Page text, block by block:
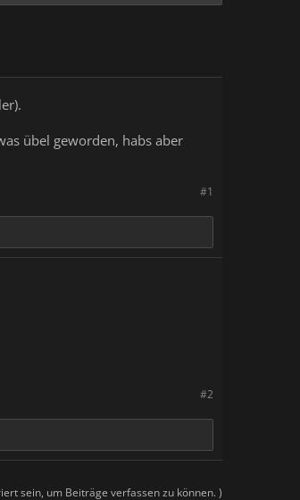
übel geworden, habs aber
#1
#2
sein, um Beiträge verfassen zu können. )